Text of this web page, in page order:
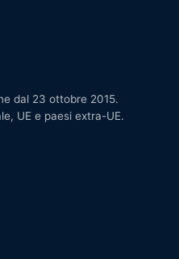
dal 23 ottobre 2015.
UE e paesi extra-UE.